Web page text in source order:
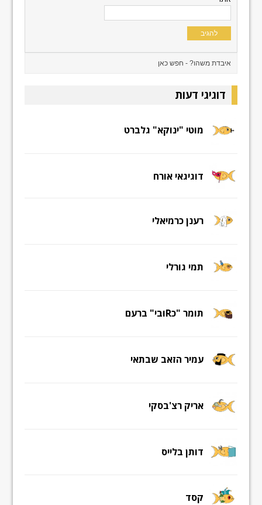
דוגיגי דעות
מוטי "ינוקא" גלברט
דוגיגאי אורח
רענן כרמיאלי
תמי גורלי
תומר "כRובי" ברעם
עמיר הזאב שבתאי
אריק רצ'בסקי
דותן בלייס
קסד